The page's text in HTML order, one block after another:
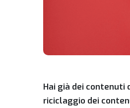
Hai già dei contenuti
riciclaggio dei